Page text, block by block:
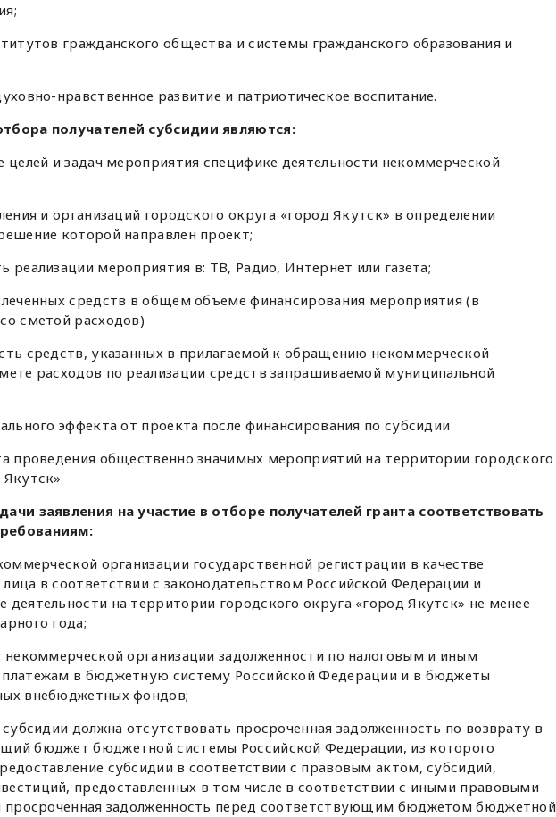
гражданского общества и системы гражданского образования и
нравственное развитие и патриотическое воспитание.
получателей субсидии являются:
целей и задач мероприятия специфике деятельности некоммерческой
и организаций городского округа «город Якутск» в определении
которой направлен проект;
реализации мероприятия в: ТВ, Радио, Интернет или газета;
средств в общем объеме финансирования мероприятия (в
сметой расходов)
средств, указанных в прилагаемой к обращению некоммерческой
расходов по реализации средств запрашиваемой муниципальной
эффекта от проекта после финансирования по субсидии
проведения общественно значимых мероприятий на территории городского
заявления на участие в отборе получателей гранта соответствовать
организации государственной регистрации в качестве
в соответствии с законодательством Российской Федерации и
деятельности на территории городского округа «город Якутск» не менее
года;
некоммерческой организации задолженности по налоговым и иным
платежам в бюджетную систему Российской Федерации и в бюджеты
внебюджетных фондов;
субсидии должна отсутствовать просроченная задолженность по возврату в
бюджет бюджетной системы Российской Федерации, из которого
субсидии в соответствии с правовым актом, субсидий,
предоставленных в том числе в соответствии с иными правовыми
просроченная задолженность перед соответствующим бюджетом бюджетной